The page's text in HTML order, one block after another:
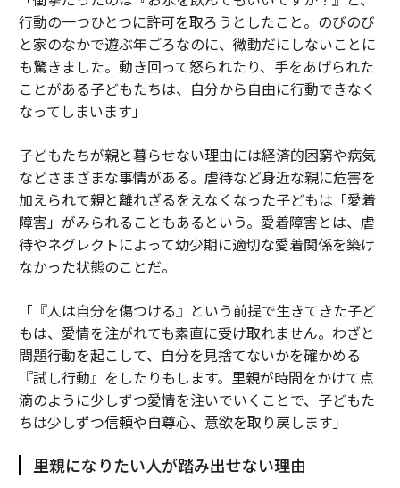
行動の一つひとつに許可を取ろうとしたこと。のびのび
と家のなかで遊ぶ年ごろなのに、微動だにしないことに
も驚きました。動き回って怒られたり、手をあげられた
ことがある子どもたちは、自分から自由に行動できなく
なってしまいます」
子どもたちが親と暮らせない理由には経済的困窮や病気
などさまざまな事情がある。虐待など身近な親に危害を
加えられて親と離れざるをえなくなった子どもは「愛着
障害」がみられることもあるという。愛着障害とは、虐
待やネグレクトによって幼少期に適切な愛着関係を築け
なかった状態のことだ。
「『人は自分を傷つける』という前提で生きてきた子ど
もは、愛情を注がれても素直に受け取れません。わざと
問題行動を起こして、自分を見捨てないかを確かめる
『試し行動』をしたりもします。里親が時間をかけて点
滴のように少しずつ愛情を注いでいくことで、子どもた
ちは少しずつ信頼や自尊心、意欲を取り戻します」
里親になりたい人が踏み出せない理由